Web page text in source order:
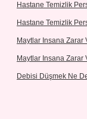
Hastane Temizlik
Hastane Temizlik
Maytlar Insana Zarar
Maytlar Insana Zarar
Debisi Düşmek Ne